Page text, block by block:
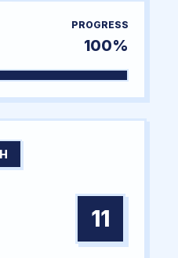
PROGRESS
100%
11